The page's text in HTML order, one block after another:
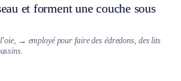
et forment une couche sous
→ employé pour faire des édredons, des lits